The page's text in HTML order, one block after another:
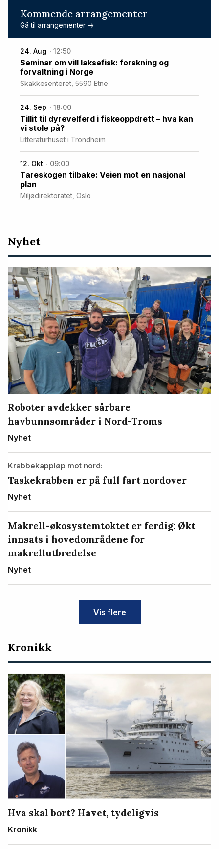
Kommende arrangementer
Gå til arrangementer ->
24. Aug 12:50
Seminar om vill laksefisk: forskning og
forvaltning i Norge
Skakkesenteret, 5590 Etne
24. Sep 18:00
Tillit til dyrevelferd i fiskeoppdrett – hva kan
vi stole på?
Litteraturhuset i Trondheim
12. Okt 09:00
Tareskogen tilbake: Veien mot en nasjonal
plan
Miljødirektoratet, Oslo
Nyeste
artikler
Nyhet
Roboter avdekker sårbare
havbunnsområder i Nord-Troms
Nyhet
Krabbekappløp mot nord:
Taskekrabben er på full fart nordover
Nyhet
Makrell-økosystemtoktet er ferdig: Økt
innsats i hovedområdene for
makrellutbredelse
Nyhet
Vis flere
Kronikk
Hva skal bort? Havet, tydeligvis
Kronikk